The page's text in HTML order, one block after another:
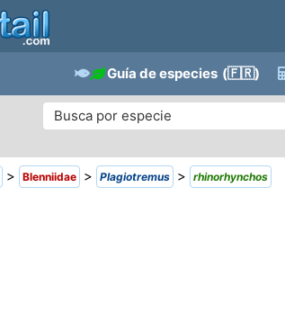
Guía de especies (🇫🇷)
> Blenniidae > Plagiotremus > rhinorhynchos